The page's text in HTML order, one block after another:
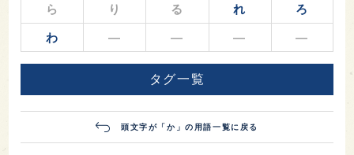
ら り る れ ろ
わ ― ― ― ―
タグ一覧
頭文字が「か」の用語一覧に戻る